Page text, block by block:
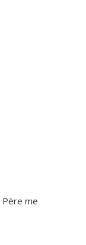
Père me